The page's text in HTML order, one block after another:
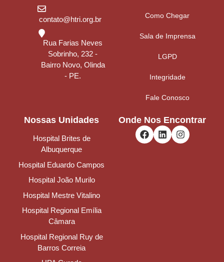
contato@htri.org.br
Rua Farias Neves
Sobrinho, 232 -
Bairro Novo, Olinda
- PE.
Como Chegar
Sala de Imprensa
LGPD
Integridade
Fale Conosco
Nossas Unidades
Hospital Brites de
Albuquerque
Hospital Eduardo Campos
Hospital João Murilo
Hospital Mestre Vitalino
Hospital Regional Emília
Câmara
Hospital Regional Ruy de
Barros Correia
Onde Nos Encontrar